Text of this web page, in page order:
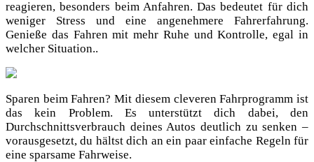
reagieren, besonders beim Anfahren. Das bedeutet für dich
weniger Stress und eine angenehmere Fahrerfahrung.
Genieße das Fahren mit mehr Ruhe und Kontrolle, egal in
welcher Situation..
Sparen beim Fahren? Mit diesem cleveren Fahrprogramm ist
das kein Problem. Es unterstützt dich dabei, den
Durchschnittsverbrauch deines Autos deutlich zu senken –
vorausgesetzt, du hältst dich an ein paar einfache Regeln für
eine sparsame Fahrweise.